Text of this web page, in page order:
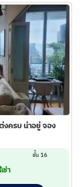
งครบ น่าอยู่ จอง
ชั้น 16
ช่า